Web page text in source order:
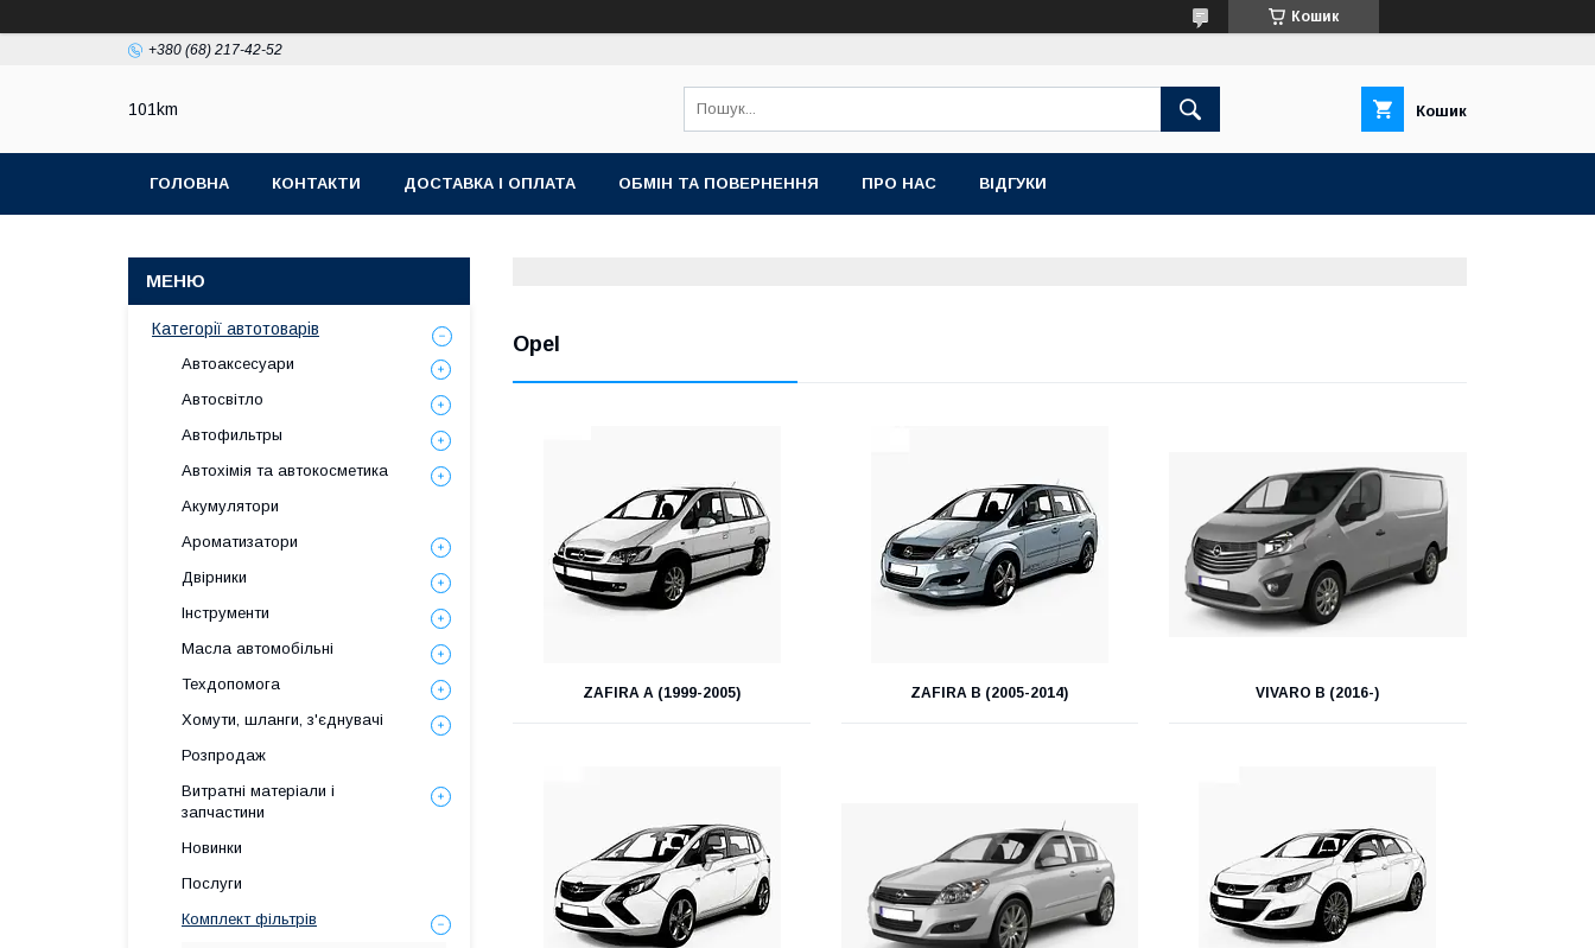
Кошик
+380 (68) 217-42-52
101km Кошик
ГОЛОВНА КОНТАКТИ ДОСТАВКА І ОПЛАТА ОБМІН ТА ПОВЕРНЕННЯ ПРО НАС ВІДГУКИ
Opel
ZAFIRA A (1999-2005) ZAFIRA B (2005-2014) VIVARO B (2016-)
Категорії автотоварів
Автоаксесуари
Автосвітло
Автофильтры
Автохімія та автокосметика
Акумулятори
Ароматизатори
Двірники
Інструменти
Масла автомобільні
Техдопомога
Хомути, шланги, з'єднувачі
Розпродаж
Витратні матеріали і
запчастини
Новинки
Послуги
Комплект фільтрів